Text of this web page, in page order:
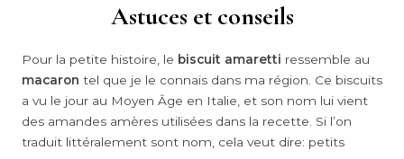
Astuces et conseils
Pour la petite histoire, le biscuit amaretti ressemble au
macaron tel que je le connais dans ma région. Ce biscuits
a vu le jour au Moyen Âge en Italie, et son nom lui vient
des amandes amères utilisées dans la recette. Si l’on
traduit littéralement sont nom, cela veut dire: petits